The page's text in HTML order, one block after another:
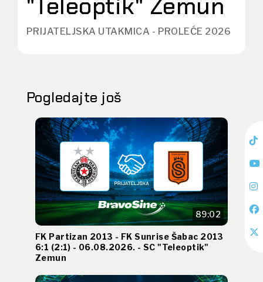
PRIJATELJSKA UTAKMICA - PROLEĆE 2026
Pogledajte još
89:02
FK Partizan 2013 - FK Sunrise Šabac 2013
6:1 (2:1) - 06.08.2026. - SC "Teleoptik"
Zemun